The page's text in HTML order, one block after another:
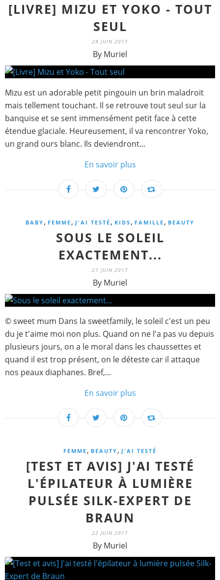
[LIVRE] MIZU ET YOKO - TOUT
SEUL
28 JUIN 2017
By Muriel
Mizu est un adorable petit pingouin un brin maladroit
mais tellement touchant. Il se retrouve tout seul sur la
banquise et se sent immensément petit face à cette
étendue glaciale. Heureusement, il va rencontrer Yoko,
un grand ours blanc. Ils deviendront...
En savoir plus
BABY , FEMME , J'AI TESTÉ , KIDS , FAMILLE , BEAUTY
SOUS LE SOLEIL
EXACTEMENT...
27 JUIN 2017
By Muriel
© sweet mum Dans la sweetfamily, le soleil c'est un peu
du je t'aime moi non plus. Quand on ne l'a pas vu depuis
plusieurs jours, on a le moral dans les chaussettes et
quand il est trop présent, on le déteste car il attaque
nos peaux diaphanes. Bref,...
En savoir plus
FEMME , BEAUTY , J'AI TESTÉ
[TEST ET AVIS] J'AI TESTÉ
L'ÉPILATEUR À LUMIÈRE
PULSÉE SILK-EXPERT DE
BRAUN
22 JUIN 2017
By Muriel